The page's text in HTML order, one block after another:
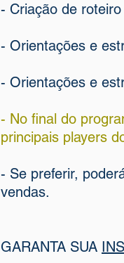
- Criação de
- Orientações e
- Orientações e
- No final do
principais players
- Se preferir,
vendas.
GARANTA SUA